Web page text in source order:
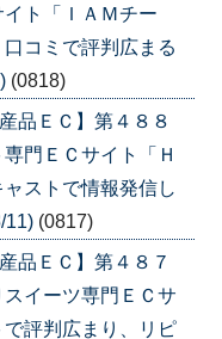
ト「ＩＡＭチー
コミで評判広まる
(0818)
品ＥＣ】第４８８
門ＥＣサイト「Ｈ
ストで情報発信し
11) (0817)
品ＥＣ】第４８７
イーツ専門ＥＣサ
評判広まり、リピ